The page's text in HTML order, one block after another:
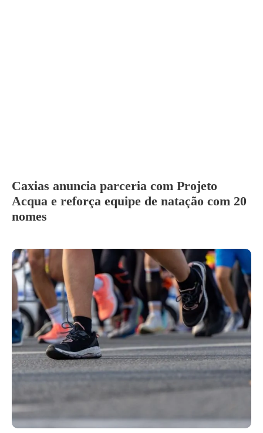
Caxias anuncia parceria com Projeto
Acqua e reforça equipe de natação com 20
nomes